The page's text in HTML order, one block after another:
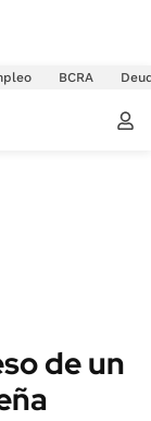
BCRA
de un